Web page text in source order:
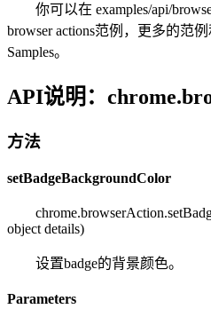
你可以在 examples/api/
browser actions范例，更多的范
Samples。
API说明：
方法
setBadgeBackgroundColor
object details)
设置badge的背景颜色。
Parameters